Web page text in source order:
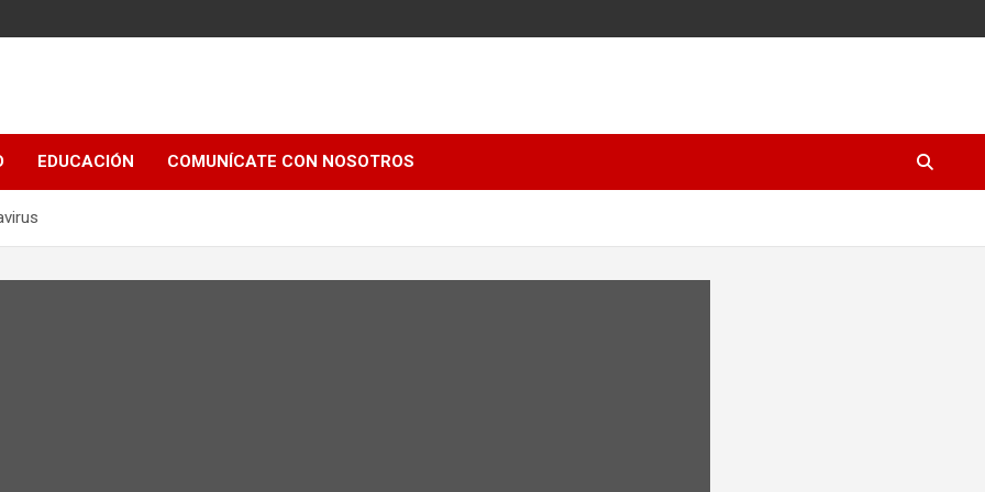
EDUCACIÓN COMUNÍCATE CON NOSOTROS